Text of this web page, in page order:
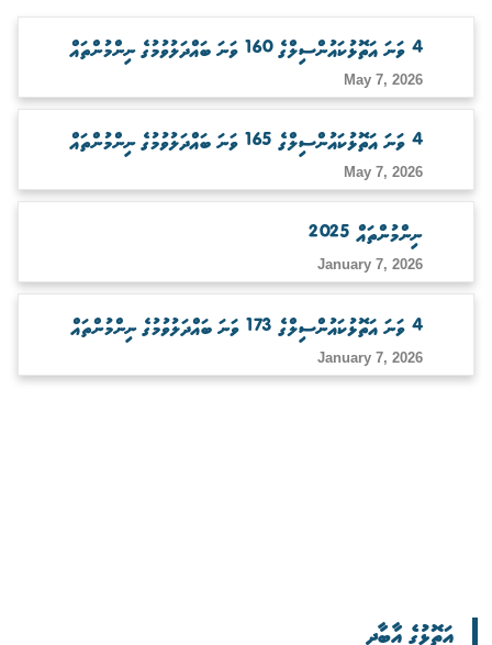
4 ވަނަ އަތޮޅުކައުންސިލްގެ 160 ވަނަ ބައްދަލުވުމުގެ ނިންމުންތައް
May 7, 2026
4 ވަނަ އަތޮޅުކައުންސިލްގެ 165 ވަނަ ބައްދަލުވުމުގެ ނިންމުންތައް
May 7, 2026
ނިންމުންތައް 2025
January 7, 2026
4 ވަނަ އަތޮޅުކައުންސިލްގެ 173 ވަނަ ބައްދަލުވުމުގެ ނިންމުންތައް
January 7, 2026